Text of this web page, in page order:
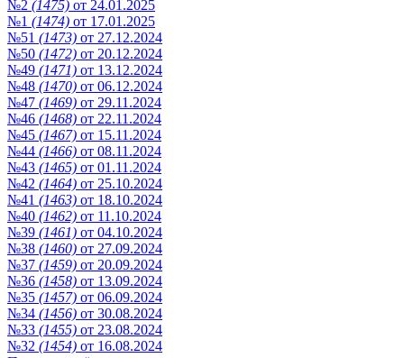
№2 (1475) от 24.01.2025
№1 (1474) от 17.01.2025
№51 (1473) от 27.12.2024
№50 (1472) от 20.12.2024
№49 (1471) от 13.12.2024
№48 (1470) от 06.12.2024
№47 (1469) от 29.11.2024
№46 (1468) от 22.11.2024
№45 (1467) от 15.11.2024
№44 (1466) от 08.11.2024
№43 (1465) от 01.11.2024
№42 (1464) от 25.10.2024
№41 (1463) от 18.10.2024
№40 (1462) от 11.10.2024
№39 (1461) от 04.10.2024
№38 (1460) от 27.09.2024
№37 (1459) от 20.09.2024
№36 (1458) от 13.09.2024
№35 (1457) от 06.09.2024
№34 (1456) от 30.08.2024
№33 (1455) от 23.08.2024
№32 (1454) от 16.08.2024